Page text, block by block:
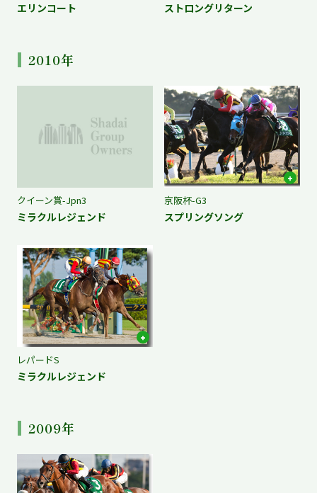
エリンコート ストロングリターン
2010年
クイーン賞-Jpn3
ミラクルレジェンド
京阪杯-G3
スプリングソング
レパードS
ミラクルレジェンド
2009年